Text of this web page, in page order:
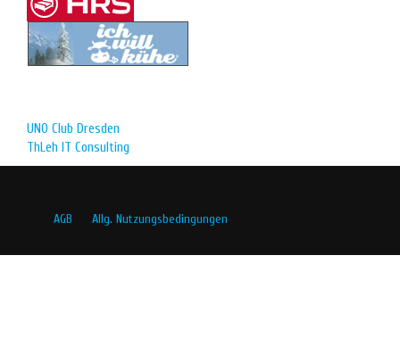
UNO Club Dresden
ThLeh IT Consulting
AGB Allg. Nutzungsbedingungen